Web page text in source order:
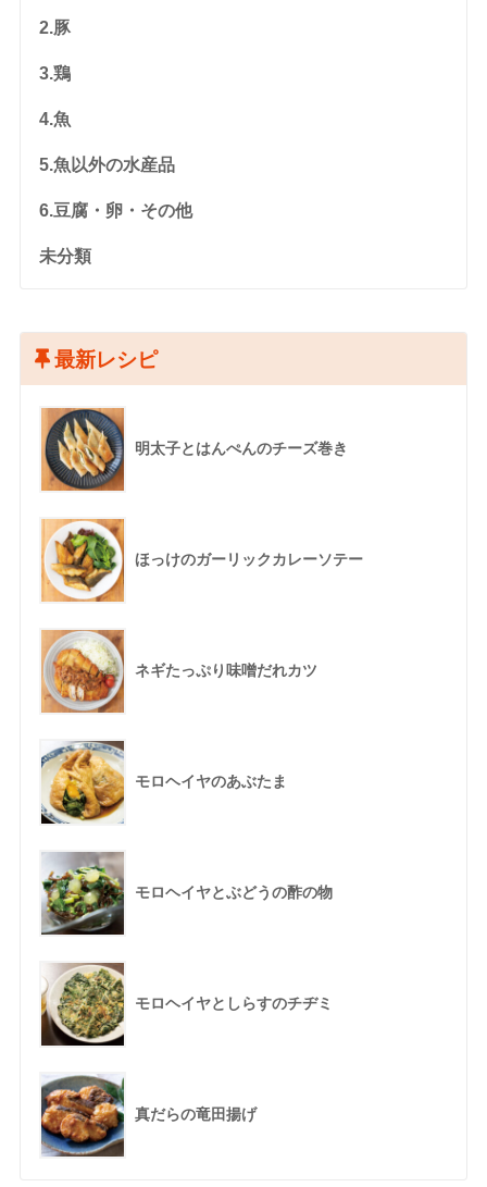
2.豚
3.鶏
4.魚
5.魚以外の水産品
6.豆腐・卵・その他
未分類
最新レシピ
明太子とはんぺんのチーズ巻き
ほっけのガーリックカレーソテー
ネギたっぷり味噌だれカツ
モロヘイヤのあぶたま
モロヘイヤとぶどうの酢の物
モロヘイヤとしらすのチヂミ
真だらの竜田揚げ